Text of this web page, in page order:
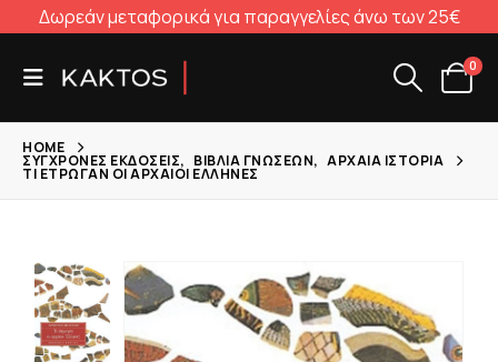
Δωρεάν μεταφορικά για παραγγελίες άνω των 25€
0
HOME
ΣΎΓΧΡΟΝΕΣ ΕΚΔΌΣΕΙΣ, ΒΙΒΛΊΑ ΓΝΏΣΕΩΝ, ΑΡΧΑΊΑ ΙΣΤΟΡΊΑ
ΤΙ ΈΤΡΩΓΑΝ ΟΙ ΑΡΧΑΊΟΙ ΈΛΛΗΝΕΣ